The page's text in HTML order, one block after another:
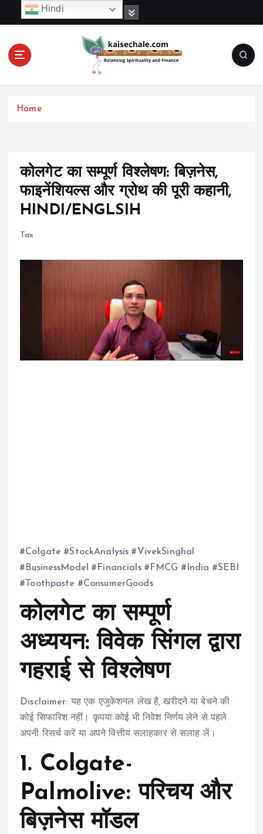
c
Home
कोलगेट का सम्पूर्ण विश्लेषण: बिज़नेस,
फाइनेंशियल्स और ग्रोथ की पूरी कहानी,
HINDI/ENGLSIH
Tax
#Colgate #StockAnalysis #VivekSinghal
#BusinessModel #Financials #FMCG #India #SEBI
#Toothpaste #ConsumerGoods
कोलगेट का सम्पूर्ण
अध्ययन: विवेक सिंगल द्वारा
गहराई से विश्लेषण
Disclaimer: यह एक एजुकेशनल लेख है, खरीदने या बेचने की
कोई सिफारिश नहीं। कृपया कोई भी निवेश निर्णय लेने से पहले
अपनी रिसर्च करें या अपने वित्तीय सलाहकार से सलाह लें।
1. Colgate-
Palmolive: परिचय और
बिज़नेस मॉडल
Hindi